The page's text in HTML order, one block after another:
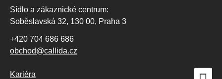
Sídlo a zákaznické centrum:
Soběslavská 32, 130 00, Praha 3
+420 704 686 686
obchod@callida.cz
Kariéra